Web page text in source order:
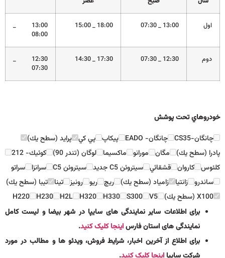
اول 13:00 _ 07:30
18:00 _ 15:00
13:00 _
08:00
دوم 12:30 _ 07:30
17:30 _ 14:30
12:30 _
07:30
خودروهاي تحت پوشش
چانگان-CS35
چانگان- EADO پيكاپ پي كي پرايد (سطح يك)
پادرا (سطح يك) مگان مورانو ماكسيما لوگان (تندر 90)
كوئيك- 212
كلئوس كاروان قشقائي سيتروئن C5 جديد سيتروئن C5 سرانزا سراتو
ساندرو زانتيا زامياد (سطح يك) ريچ ريو رونيز تينا تيبا (سطح يك)
X100 (سطح يك)
V5
S300
H330
H320
H2L
H230
H220
برای اطلاعات سایر نمایندگی های سایپا در شهر بیضا و لیست کامل
نمایندگی های استان فارساینجا کلیک کنید.
برای اطلاع از آخرین اخبار، شرایط فروش، ویدئو ها و مطالب در مورد